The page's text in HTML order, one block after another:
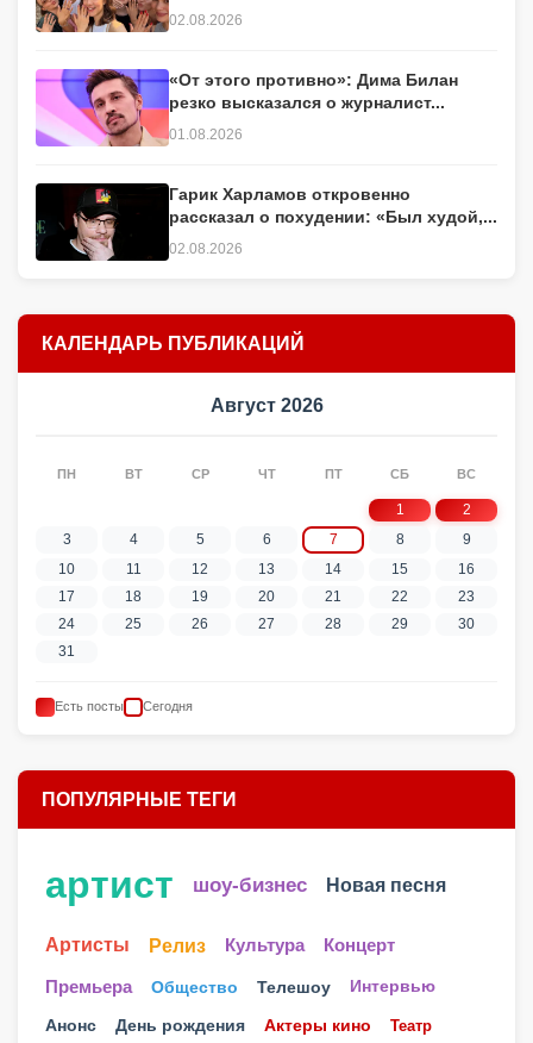
02.08.2026
«От этого противно»: Дима Билан
резко высказался о журналист...
01.08.2026
Гарик Харламов откровенно
рассказал о похудении: «Был худой,...
02.08.2026
КАЛЕНДАРЬ ПУБЛИКАЦИЙ
Август 2026
ПН ВТ СР ЧТ ПТ СБ ВС
1
2
3
4 5 6 7 8
9
10
11 12 13 14 15
16
17
18 19 20 21 22
23
24
25 26 27 28 29
30
31
Есть посты Сегодня
ПОПУЛЯРНЫЕ ТЕГИ
артист шоу-бизнес Новая песня
Артисты Релиз Культура Концерт
Премьера Общество Телешоу Интервью
Анонс День рождения Актеры кино Театр